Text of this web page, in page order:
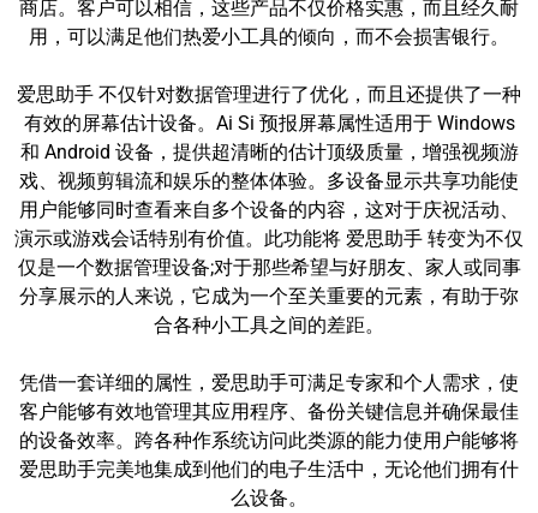
商店。客户可以相信，这些产品不仅价格实惠，而且经久耐
用，可以满足他们热爱小工具的倾向，而不会损害银行。
爱思助手 不仅针对数据管理进行了优化，而且还提供了一种
有效的屏幕估计设备。Ai Si 预报屏幕属性适用于 Windows
和 Android 设备，提供超清晰的估计顶级质量，增强视频游
戏、视频剪辑流和娱乐的整体体验。多设备显示共享功能使
用户能够同时查看来自多个设备的内容，这对于庆祝活动、
演示或游戏会话特别有价值。此功能将 爱思助手 转变为不仅
仅是一个数据管理设备;对于那些希望与好朋友、家人或同事
分享展示的人来说，它成为一个至关重要的元素，有助于弥
合各种小工具之间的差距。
凭借一套详细的属性，爱思助手可满足专家和个人需求，使
客户能够有效地管理其应用程序、备份关键信息并确保最佳
的设备效率。跨各种作系统访问此类源的能力使用户能够将
爱思助手完美地集成到他们的电子生活中，无论他们拥有什
么设备。